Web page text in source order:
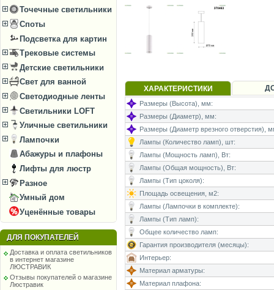
Точечные светильники
Споты
Подсветка для картин
Трековые системы
Детские светильники
Свет для ванной
Светодиодные ленты
Светильники LOFT
Уличные светильники
Лампочки
Абажуры и плафоны
Лифты для люстр
Разное
Умный дом
Уценённые товары
ДЛЯ ПОКУПАТЕЛЕЙ
Доставка и оплата светильников
в интернет магазине
ЛЮСТРАВИК
Отзывы покупателей о магазине
Люстравик
ХАРАКТЕРИСТИКИ
Размеры (Высота), мм:
Размеры (Диаметр), мм:
Размеры (Диаметр врезного отверстия),
Лампы (Количество ламп), шт:
Лампы (Мощность ламп), Вт:
Лампы (Общая мощность), Вт:
Лампы (Тип цоколя):
Площадь освещения, м2:
Лампы (Лампочки в комплекте):
Лампы (Тип ламп):
Общее количество ламп:
Гарантия производителя (месяцы):
Интерьер:
Материал арматуры:
Материал плафона: